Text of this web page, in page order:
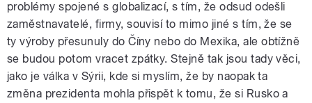
problémy spojené s globalizací, s tím, že odsud odešli
zaměstnavatelé, firmy, souvisí to mimo jiné s tím, že se
ty výroby přesunuly do Číny nebo do Mexika, ale obtížně
se budou potom vracet zpátky. Stejně tak jsou tady věci,
jako je válka v Sýrii, kde si myslím, že by naopak ta
změna prezidenta mohla přispět k tomu, že si Rusko a